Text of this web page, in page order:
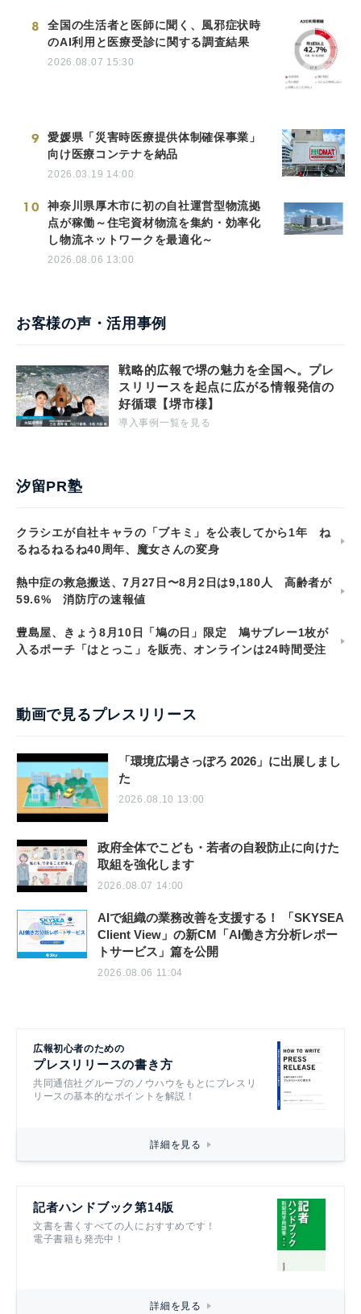
8
全国の生活者と医師に聞く、風邪症状時
のAI利用と医療受診に関する調査結果
2026.08.07 15:30
9
愛媛県「災害時医療提供体制確保事業」
向け医療コンテナを納品
2026.03.19 14:00
10
神奈川県厚木市に初の自社運営型物流拠
点が稼働～住宅資材物流を集約・効率化
し物流ネットワークを最適化～
2026.08.06 13:00
お客様の声・活用事例
戦略的広報で堺の魅力を全国へ。プレ
スリリースを起点に広がる情報発信の
好循環【堺市様】
導入事例一覧を見る
汐留PR塾
クラシエが自社キャラの「ブキミ」を公表してから1年 ね
るねるねるね40周年、魔女さんの変身
熱中症の救急搬送、7月27日〜8月2日は9,180人 高齢者が
59.6% 消防庁の速報値
豊島屋、きょう8月10日「鳩の日」限定 鳩サブレー1枚が
入るポーチ「はとっこ」を販売、オンラインは24時間受注
動画で見るプレスリリース
「環境広場さっぽろ 2026」に出展しまし
た
2026.08.10 13:00
政府全体でこども・若者の自殺防止に向けた
取組を強化します
2026.08.07 14:00
AIで組織の業務改善を支援する！ 「SKYSEA
Client View」の新CM「AI働き方分析レポー
トサービス」篇を公開
2026.08.06 11:04
広報初心者のための
プレスリリースの書き方
共同通信社グループのノウハウをもとにプレスリ
リースの基本的なポイントを解説！
詳細を見る
記者ハンドブック第14版
文書を書くすべての人におすすめです！
電子書籍も発売中！
詳細を見る